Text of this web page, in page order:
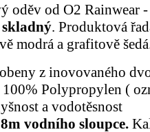
oděv od O2 Rainwear
. Produktová
modrá a grafitově
z inovovaného
Polypropylen (
a vodotěsnost
vodního sloupce.